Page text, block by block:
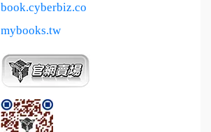
book.cyberbiz.co
mybooks.tw